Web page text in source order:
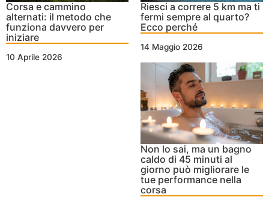
Corsa e cammino
alternati: il metodo che
funziona davvero per
iniziare
10 Aprile 2026
Riesci a correre 5 km ma ti
fermi sempre al quarto?
Ecco perché
14 Maggio 2026
Non lo sai, ma un bagno
caldo di 45 minuti al
giorno può migliorare le
tue performance nella
corsa